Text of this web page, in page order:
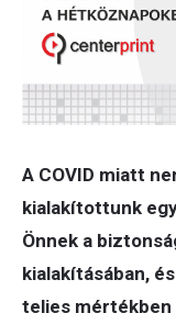
A COVID miatt
kialakítottunk
Önnek a
kialakításában,
teljes mértékben